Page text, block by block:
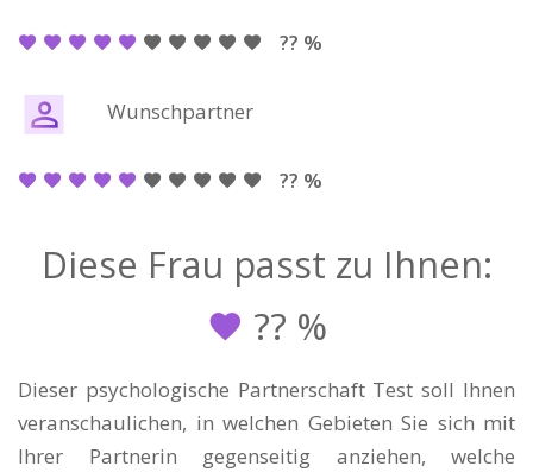
?? %
Wunschpartner
?? %
Diese Frau passt zu Ihnen:
?? %
Dieser psychologische Partnerschaft Test soll Ihnen
veranschaulichen, in welchen Gebieten Sie sich mit
Ihrer Partnerin gegenseitig anziehen, welche